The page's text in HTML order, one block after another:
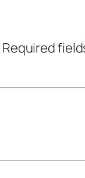
Required